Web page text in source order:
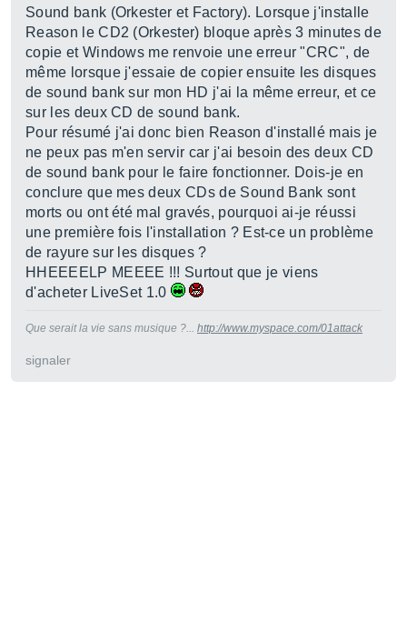
Sound bank (Orkester et Factory). Lorsque j'installe
Reason le CD2 (Orkester) bloque après 3 minutes de
copie et Windows me renvoie une erreur "CRC", de
même lorsque j'essaie de copier ensuite les disques
de sound bank sur mon HD j'ai la même erreur, et ce
sur les deux CD de sound bank.
Pour résumé j'ai donc bien Reason d'installé mais je
ne peux pas m'en servir car j'ai besoin des deux CD
de sound bank pour le faire fonctionner. Dois-je en
conclure que mes deux CDs de Sound Bank sont
morts ou ont été mal gravés, pourquoi ai-je réussi
une première fois l'installation ? Est-ce un problème
de rayure sur les disques ?
HHEEEELP MEEEE !!! Surtout que je viens
d'acheter LiveSet 1.0
Que serait la vie sans musique ?... http://www.myspace.com/01attack
signaler